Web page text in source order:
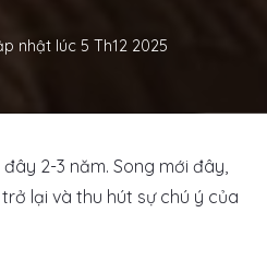
nhật lúc 5 Th12 2025
2-3 năm. Song mới đây,
lại và thu hút sự chú ý của